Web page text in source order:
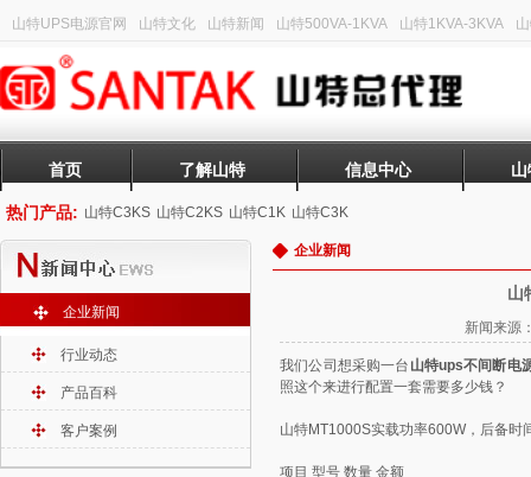
山特UPS电源官网 山特文化 山特新闻 山特500VA-1KVA 山特1KVA-3KVA
首页 了解山特 信息中心
热门产品: 山特C3KS 山特C2KS 山特C1K 山特C3K
企业新闻
行业动态
产品百科
客户案例
企业新闻
山
新闻来源
我们公司想采购一台 山特ups不间断电
照这个来进行配置一套需要多少钱？
山特MT1000S实载功率600W，后备时
项目 型号 数量 金额